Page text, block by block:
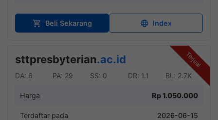
Beli Sekarang Index
Terjual
sttpresbyterian.ac.id
DA: 6 PA: 29 SS: 0 DR: 1.1 BL: 2.7K
Harga Rp 1.050.000
Terdaftar pada 2026-06-15